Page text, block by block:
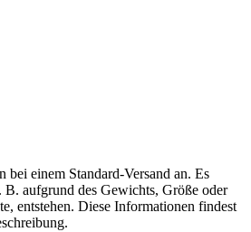
einem Standard-Versand an. Es
aufgrund des Gewichts, Größe oder
entstehen. Diese Informationen findest